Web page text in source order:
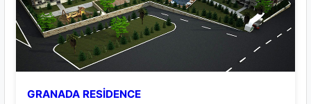
GRANADA RESİDENCE